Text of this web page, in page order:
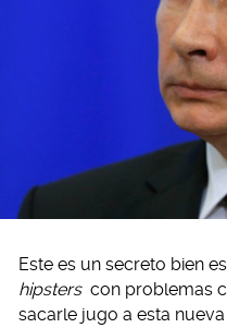
Este es un secreto bien
hipsters con problemas
sacarle jugo a esta